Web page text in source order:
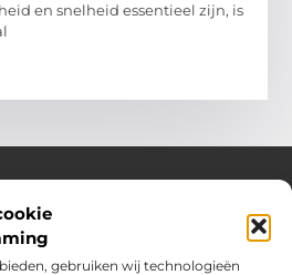
gebruiken wij technologieën
en snelheid essentieel zijn, is
slimme beslissingen